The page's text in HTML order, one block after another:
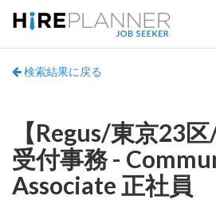
検索結果に戻る
【Regus/東京23区
受付事務 -
Associate 正社員